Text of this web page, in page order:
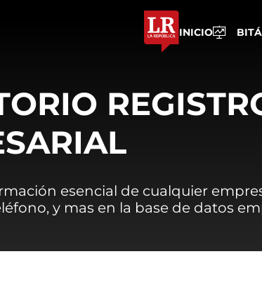
INICIO
esencial de cualquier
y mas en la base de datos